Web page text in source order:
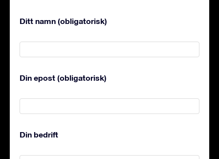
Ditt namn (obligatorisk)
Din epost (obligatorisk)
Din bedrift